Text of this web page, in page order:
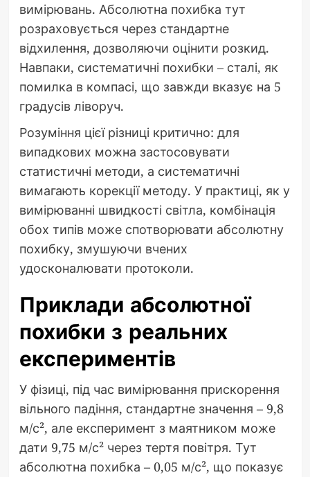
вимірювань. Абсолютна похибка тут
розраховується через стандартне
відхилення, дозволяючи оцінити розкид.
Навпаки, систематичні похибки – сталі, як
помилка в компасі, що завжди вказує на 5
градусів ліворуч.
Розуміння цієї різниці критично: для
випадкових можна застосовувати
статистичні методи, а систематичні
вимагають корекції методу. У практиці, як у
вимірюванні швидкості світла, комбінація
обох типів може спотворювати абсолютну
похибку, змушуючи вчених
удосконалювати протоколи.
Приклади абсолютної
похибки з реальних
експериментів
У фізиці, під час вимірювання прискорення
вільного падіння, стандартне значення – 9,8
м/с², але експеримент з маятником може
дати 9,75 м/с² через тертя повітря. Тут
абсолютна похибка – 0,05 м/с², що показує